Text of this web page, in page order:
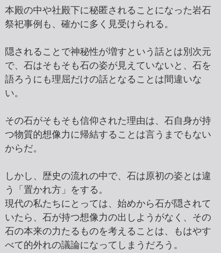
本殿の中や社殿下に秘匿されることになった岩石
祭祀事例も、確かに多く見受けられる。
隠されることで神秘性が増すという話とは別次元
で、石はそもそも石の姿が見えていないと、石を
語ろうにも理屈だけの話となることは間違いな
い。
その石がそもそも信仰された理由は、石自身が持
つ物質的想像力に帰結することは言うまでもない
からだ。
しかし、歴史の流れの中で、石は原初の姿とは違
う「置かれ方」をする。
現代の私たちにとっては、始めから石が隠されて
いたら、石が持つ想像力の出しようがなく、その
石の本来の力たるものを考えることは、もはやす
べて的外れの議論になってしまうだろう。